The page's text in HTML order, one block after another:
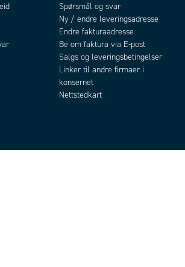
Spørsmål og svar
Ny / endre leveringsadresse
Endre fakturaadresse
Be om faktura via E-post
Salgs og leveringsbetingelser
Linker til andre firmaer i
konsernet
Nettstedkart